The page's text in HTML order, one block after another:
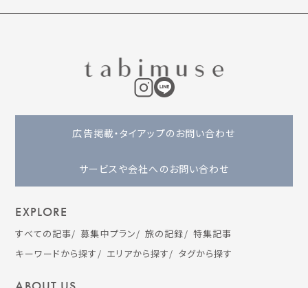
広告掲載・タイアップのお問い合わせ
サービスや会社へのお問い合わせ
EXPLORE
すべての記事 募集中プラン 旅の記録
特集記事
キーワードから探す
エリアから探す タグから探す